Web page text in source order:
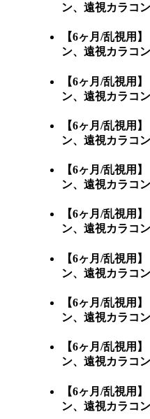
ン、遠視カラコ
【6ヶ月/乱視用
ン、遠視カラコ
【6ヶ月/乱視用
ン、遠視カラコ
【6ヶ月/乱視用
ン、遠視カラコ
【6ヶ月/乱視用
ン、遠視カラコ
【6ヶ月/乱視用
ン、遠視カラコ
【6ヶ月/乱視用
ン、遠視カラコ
【6ヶ月/乱視用
ン、遠視カラコ
【6ヶ月/乱視用
ン、遠視カラコ
【6ヶ月/乱視用
ン、遠視カラコ